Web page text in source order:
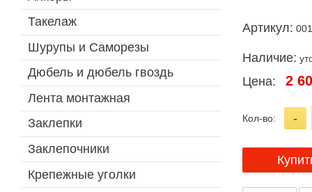
Такелаж
Шурупы и Саморезы
Дюбель и дюбель гвоздь
Лента монтажная
Заклепки
Заклепочники
Крепежные уголки
Артикул:
Наличие:
Цена: 2
Кол-во: -